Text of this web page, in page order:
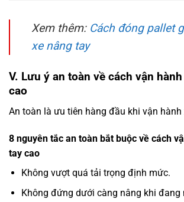
Xem thêm: Cách đóng pallet
xe nâng tay
V. Lưu ý an toàn về cách vận
cao
An toàn là ưu tiên hàng đầu khi vận hành
8 nguyên tắc an toàn bắt buộc về cách
tay cao
Không vượt quá tải trọng định mức.
Không đứng dưới càng nâng khi đang